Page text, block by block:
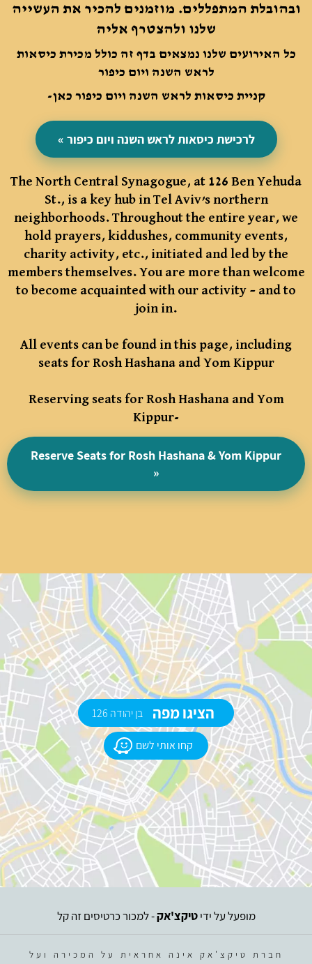
ובהובלת המתפללים. מוזמנים להכיר את העשייה
שלנו ולהצטרף אליה
כל האירועים שלנו נמצאים בדף זה כולל מכירת כיסאות
לראש השנה ויום כיפור
-קניית כיסאות לראש השנה ויום כיפור כאן
לרכישת כיסאות לראש השנה ויום כיפור »
The North Central Synagogue, at 126 Ben Yehuda
St., is a key hub in Tel Aviv’s northern
neighborhoods. Throughout the entire year, we
hold prayers, kiddushes, community events,
charity activity, etc., initiated and led by the
members themselves. You are more than welcome
to become acquainted with our activity – and to
join in.
All events can be found in this page, including
seats for Rosh Hashana and Yom Kippur
Reserving seats for Rosh Hashana and Yom
Kippur-
Reserve Seats for Rosh Hashana & Yom Kippur
»
קחו אותי לשם
הציגו מפה בן יהודה 126
מופעל על ידיטיקצ'אק- למכור כרטיסים זה קל
חברת טיקצ'אק אינה אחראית על המכירה ועל